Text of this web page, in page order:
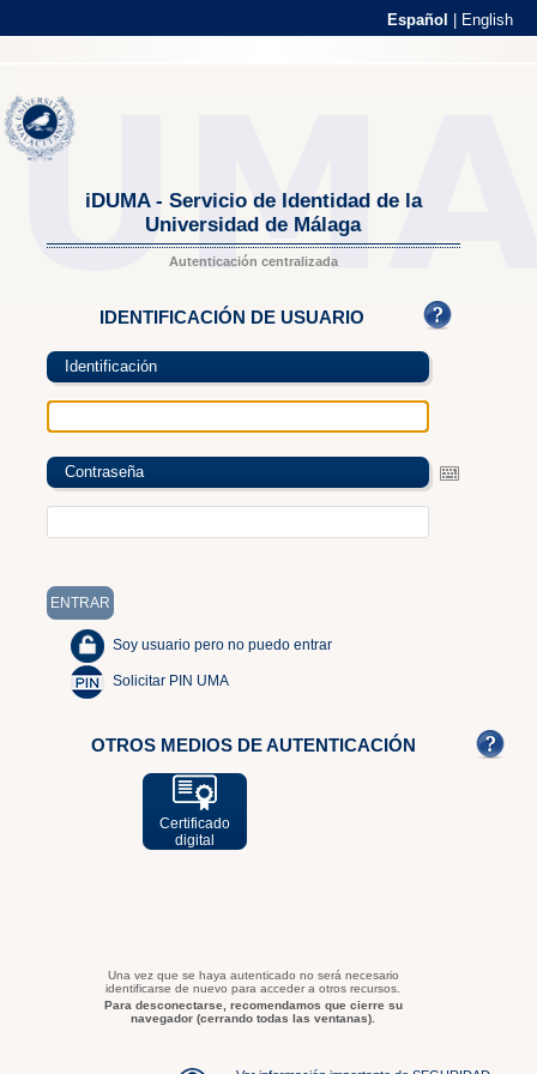
Español English
iDUMA - Servicio de Identidad de la
Universidad de Málaga
Autenticación centralizada
IDENTIFICACIÓN DE USUARIO
Identificación
Contraseña
Soy usuario pero no puedo entrar
Solicitar PIN UMA
OTROS MEDIOS DE AUTENTICACIÓN
Certificado
digital
Una vez que se haya autenticado no será necesario
identificarse de nuevo para acceder a otros recursos.
Para desconectarse, recomendamos que cierre su
navegador (cerrando todas las ventanas).